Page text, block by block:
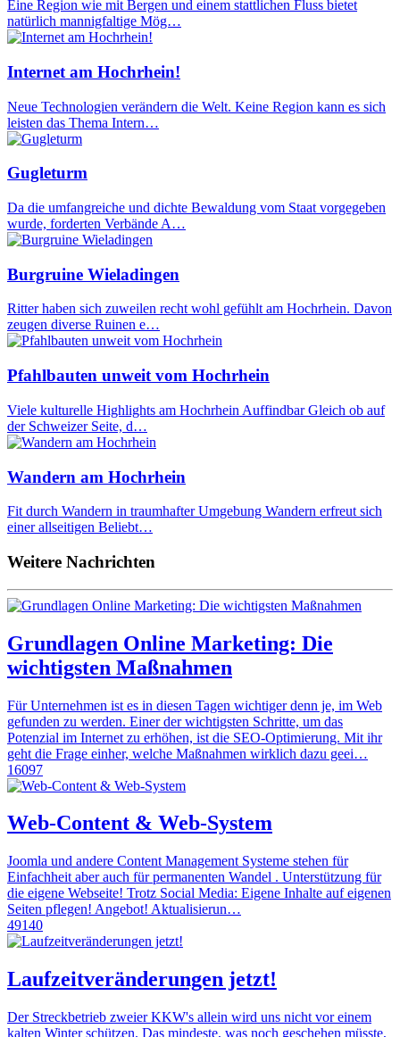
Eine Region wie mit Bergen und einem stattlichen Fluss bietet
natürlich mannigfaltige Mög…
Internet am Hochrhein!
Neue Technologien verändern die Welt. Keine Region kann es sich
leisten das Thema Intern…
Gugleturm
Da die umfangreiche und dichte Bewaldung vom Staat vorgegeben
wurde, forderten Verbände A…
Burgruine Wieladingen
Ritter haben sich zuweilen recht wohl gefühlt am Hochrhein. Davon
zeugen diverse Ruinen e…
Pfahlbauten unweit vom Hochrhein
Viele kulturelle Highlights am Hochrhein Auffindbar Gleich ob auf
der Schweizer Seite, d…
Wandern am Hochrhein
Fit durch Wandern in traumhafter Umgebung Wandern erfreut sich
einer allseitigen Beliebt…
Weitere Nachrichten
Grundlagen Online Marketing: Die
wichtigsten Maßnahmen
Für Unternehmen ist es in diesen Tagen wichtiger denn je, im Web
gefunden zu werden. Einer der wichtigsten Schritte, um das
Potenzial im Internet zu erhöhen, ist die SEO-Optimierung. Mit ihr
geht die Frage einher, welche Maßnahmen wirklich dazu geei…
16097
Web-Content & Web-System
Joomla und andere Content Management Systeme stehen für
Einfachheit aber auch für permanenten Wandel . Unterstützung für
die eigene Webseite! Trotz Social Media: Eigene Inhalte auf eigenen
Seiten pflegen! Angebot! Aktualisierun…
49140
Laufzeitveränderungen jetzt!
Der Streckbetrieb zweier KKW's allein wird uns nicht vor einem
kalten Winter schützen. Das mindeste, was noch geschehen müsste,